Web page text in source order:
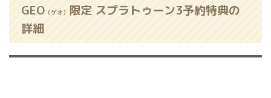
GEO （ゲオ） 限定 スプラトゥーン3予約特典の
詳細